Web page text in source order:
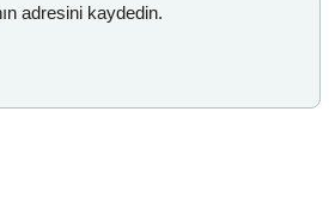
adresini kaydedin.